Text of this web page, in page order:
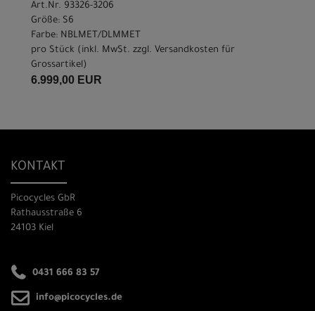
Art.Nr. 93326-3206
Größe: S6
Farbe: NBLMET/DLMMET
pro Stück (inkl. MwSt. zzgl. Versandkosten für
Grossartikel)
6.999,00 EUR
KONTAKT
Picocycles GbR
Rathausstraße 6
24103 Kiel
0431 666 83 57
info@picocycles.de